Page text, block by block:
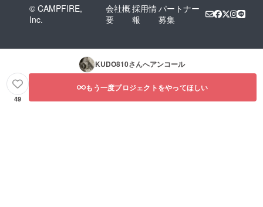
© CAMPFIRE,
Inc.
会社概
要
採用情
報
パートナー
募集
KUDO810さんへアンコール
49
もう一度プロジェクトをやってほしい